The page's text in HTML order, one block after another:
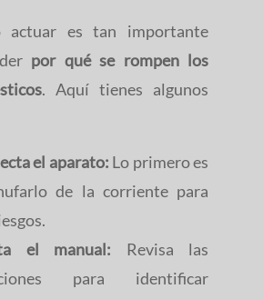
actuar es tan importante
por qué se rompen los
. Aquí tienes algunos
el aparato: Lo primero es
de la corriente para
el manual: Revisa las
para identificar